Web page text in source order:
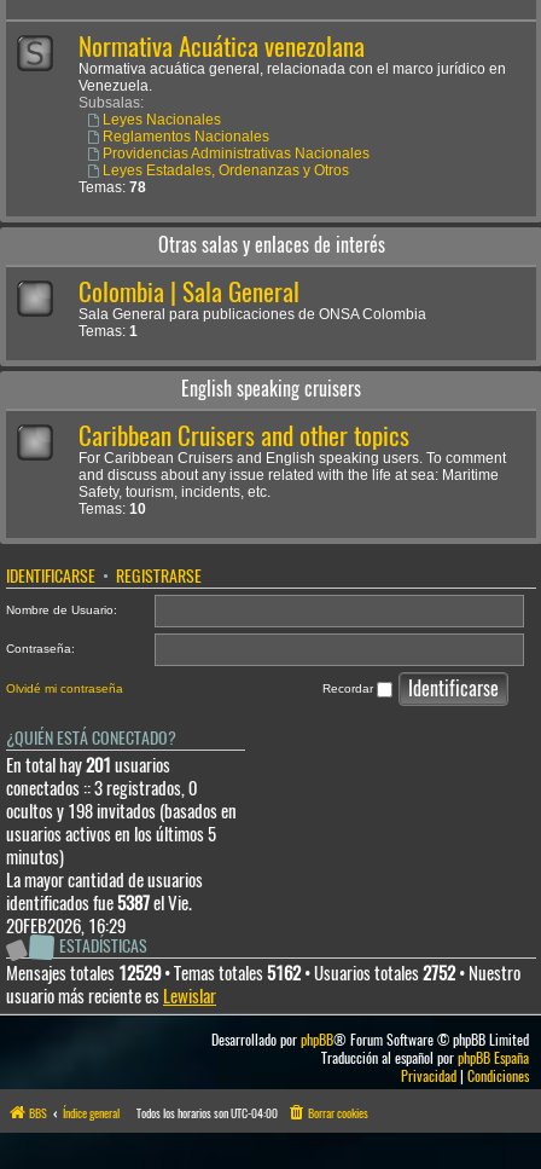
Normativa Acuática venezolana
Normativa acuática general, relacionada con el marco jurídico en
Venezuela.
Subsalas:
Leyes Nacionales
Reglamentos Nacionales
Providencias Administrativas Nacionales
Leyes Estadales, Ordenanzas y Otros
Temas: 78
Otras salas y enlaces de interés
Colombia | Sala General
Sala General para publicaciones de ONSA Colombia
Temas: 1
English speaking cruisers
Caribbean Cruisers and other topics
For Caribbean Cruisers and English speaking users. To comment
and discuss about any issue related with the life at sea: Maritime
Safety, tourism, incidents, etc.
Temas: 10
IDENTIFICARSE • REGISTRARSE
Nombre de Usuario:
Contraseña:
Olvidé mi contraseña Recordar
¿QUIÉN ESTÁ CONECTADO?
En total hay201 usuarios
conectados :: 3 registrados, 0
ocultos y 198 invitados (basados en
usuarios activos en los últimos 5
minutos)
La mayor cantidad de usuarios
identificados fue5387el Vie.
20FEB2026, 16:29
ESTADÍSTICAS
Mensajes totales 12529• Temas totales5162• Usuarios totales2752• Nuestro
usuario más reciente es Lewislar
Desarrollado porphpBB® Forum Software © phpBB Limited
Traducción al español porphpBB España
Privacidad| Condiciones
BBS Índice general Todos los horarios sonUTC-04:00 Borrar cookies